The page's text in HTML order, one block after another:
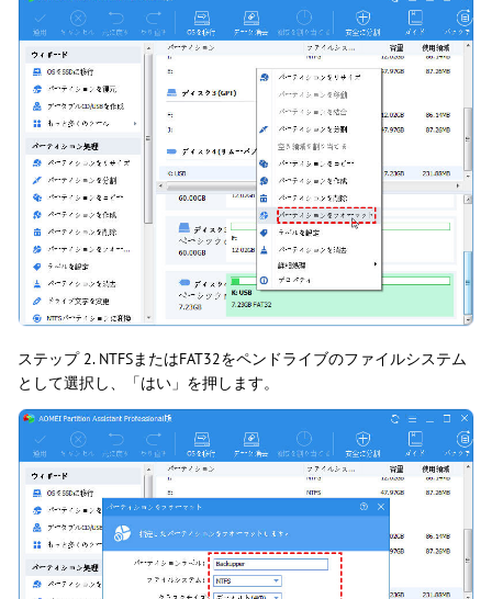
ステップ 2. NTFSまたはFAT32をペンドライブのファイルシステム
として選択し、「はい」を押します。